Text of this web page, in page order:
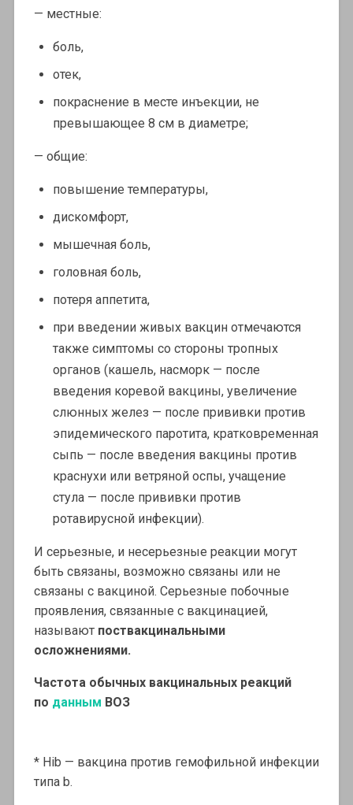
— местные:
боль,
отек,
покраснение в месте инъекции, не
превышающее 8 см в диаметре;
— общие:
повышение температуры,
дискомфорт,
мышечная боль,
головная боль,
потеря аппетита,
при введении живых вакцин отмечаются
также симптомы со стороны тропных
органов (кашель, насморк — после
введения коревой вакцины, увеличение
слюнных желез — после прививки против
эпидемического паротита, кратковременная
сыпь — после введения вакцины против
краснухи или ветряной оспы, учащение
стула — после прививки против
ротавирусной инфекции).
И серьезные, и несерьезные реакции могут
быть связаны, возможно связаны или не
связаны с вакциной. Серьезные побочные
проявления, связанные с вакцинацией,
называютпоствакцинальными
осложнениями.
Частота обычных вакцинальных реакций
по данным ВОЗ
* Hib — вакцина против гемофильной инфекции
типа b.